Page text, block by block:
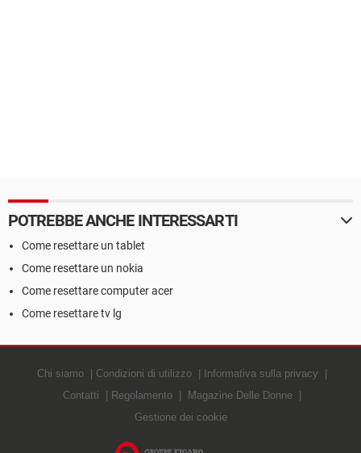
POTREBBE ANCHE INTERESSARTI
Come resettare un tablet
Come resettare un nokia
Come resettare computer acer
Come resettare tv lg
Chi siamo Condizioni di utilizzo
Informativa sulla privacy
Contatti
Regolamento
Magazine Delle Donne
Gestione dei cookie